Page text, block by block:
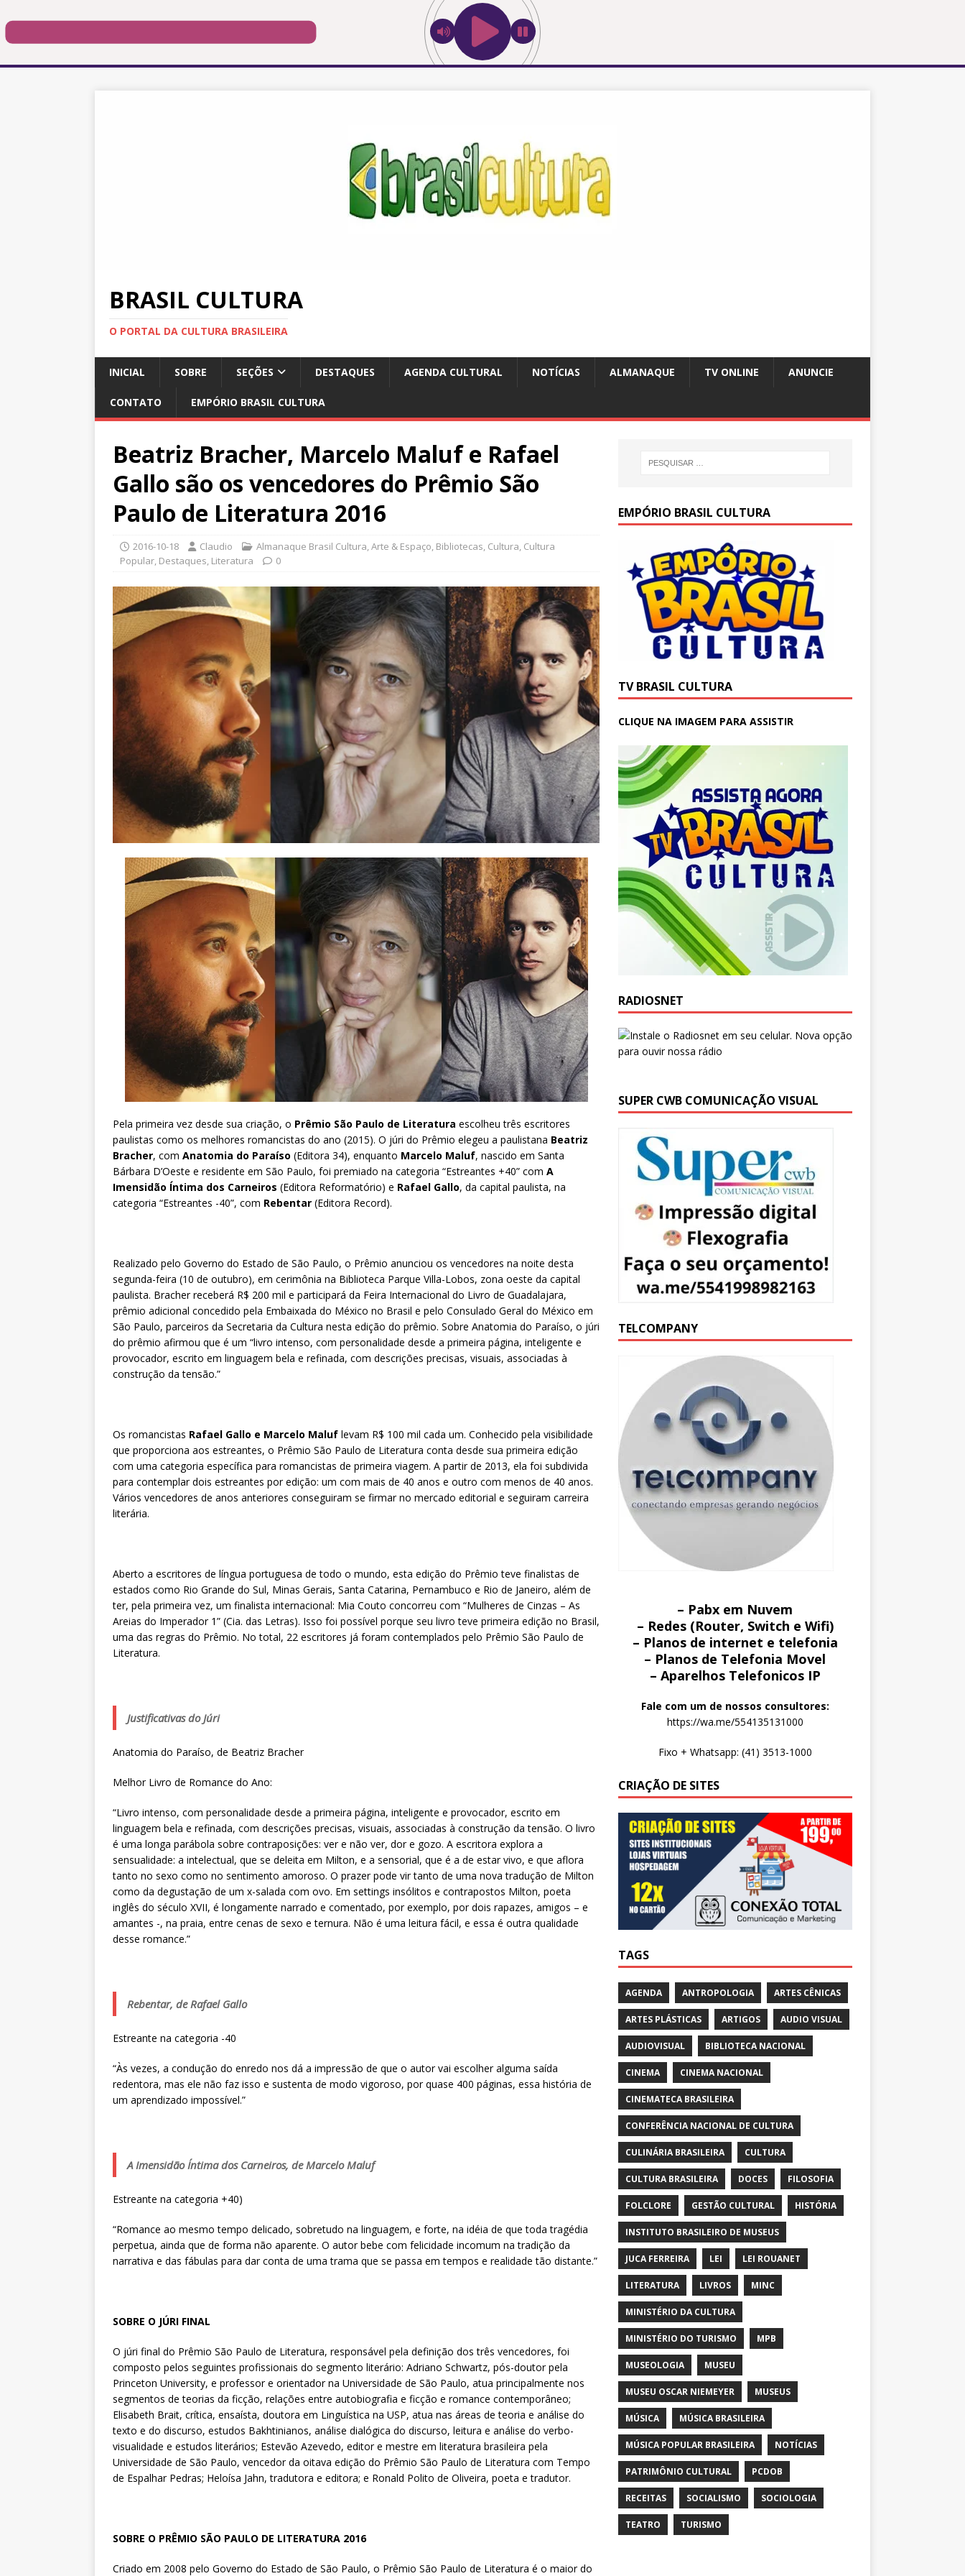
BRASIL CULTURA
O PORTAL DA CULTURA BRASILEIRA
INICIAL SOBRE SEÇÕES DESTAQUES AGENDA CULTURAL NOTÍCIAS ALMANAQUE TV ONLINE ANUNCIE
CONTATO EMPÓRIO BRASIL CULTURA
Beatriz Bracher, Marcelo Maluf e Rafael
Gallo são os vencedores do Prêmio São
Paulo de Literatura 2016
2016-10-18 Claudio Almanaque Brasil Cultura,Arte & Espaço, Bibliotecas, Cultura, Cultura
Popular, Destaques, Literatura 0
Pela primeira vez desde sua criação, o Prêmio São Paulo de Literatura escolheu três escritores
paulistas como os melhores romancistas do ano (2015). O júri do Prêmio elegeu a paulistana Beatriz
Bracher, com Anatomia do Paraíso (Editora 34), enquanto Marcelo Maluf, nascido em Santa
Bárbara D’Oeste e residente em São Paulo, foi premiado na categoria “Estreantes +40” com A
Imensidão Íntima dos Carneiros (Editora Reformatório) e Rafael Gallo, da capital paulista, na
categoria “Estreantes -40”, com Rebentar (Editora Record).
Realizado pelo Governo do Estado de São Paulo, o Prêmio anunciou os vencedores na noite desta
segunda-feira (10 de outubro), em cerimônia na Biblioteca Parque Villa-Lobos, zona oeste da capital
paulista. Bracher receberá R$ 200 mil e participará da Feira Internacional do Livro de Guadalajara,
prêmio adicional concedido pela Embaixada do México no Brasil e pelo Consulado Geral do México em
São Paulo, parceiros da Secretaria da Cultura nesta edição do prêmio. Sobre Anatomia do Paraíso, o júri
do prêmio afirmou que é um “livro intenso, com personalidade desde a primeira página, inteligente e
provocador, escrito em linguagem bela e refinada, com descrições precisas, visuais, associadas à
construção da tensão.”
Os romancistas Rafael Gallo e Marcelo Maluf levam R$ 100 mil cada um. Conhecido pela visibilidade
que proporciona aos estreantes, o Prêmio São Paulo de Literatura conta desde sua primeira edição
com uma categoria específica para romancistas de primeira viagem. A partir de 2013, ela foi subdivida
para contemplar dois estreantes por edição: um com mais de 40 anos e outro com menos de 40 anos.
Vários vencedores de anos anteriores conseguiram se firmar no mercado editorial e seguiram carreira
literária.
Aberto a escritores de língua portuguesa de todo o mundo, esta edição do Prêmio teve finalistas de
estados como Rio Grande do Sul, Minas Gerais, Santa Catarina, Pernambuco e Rio de Janeiro, além de
ter, pela primeira vez, um finalista internacional: Mia Couto concorreu com “Mulheres de Cinzas – As
Areias do Imperador 1” (Cia. das Letras). Isso foi possível porque seu livro teve primeira edição no Brasil,
uma das regras do Prêmio. No total, 22 escritores já foram contemplados pelo Prêmio São Paulo de
Literatura.
Justificativas do Júri
Anatomia do Paraíso, de Beatriz Bracher
Melhor Livro de Romance do Ano:
“Livro intenso, com personalidade desde a primeira página, inteligente e provocador, escrito em
linguagem bela e refinada, com descrições precisas, visuais, associadas à construção da tensão. O livro
é uma longa parábola sobre contraposições: ver e não ver, dor e gozo. A escritora explora a
sensualidade: a intelectual, que se deleita em Milton, e a sensorial, que é a de estar vivo, e que aflora
tanto no sexo como no sentimento amoroso. O prazer pode vir tanto de uma nova tradução de Milton
como da degustação de um x-salada com ovo. Em settings insólitos e contrapostos Milton, poeta
inglês do século XVII, é longamente narrado e comentado, por exemplo, por dois rapazes, amigos – e
amantes -, na praia, entre cenas de sexo e ternura. Não é uma leitura fácil, e essa é outra qualidade
desse romance.”
Rebentar, de Rafael Gallo
Estreante na categoria -40
“Às vezes, a condução do enredo nos dá a impressão de que o autor vai escolher alguma saída
redentora, mas ele não faz isso e sustenta de modo vigoroso, por quase 400 páginas, essa história de
um aprendizado impossível.”
A Imensidão Íntima dos Carneiros, de Marcelo Maluf
Estreante na categoria +40)
“Romance ao mesmo tempo delicado, sobretudo na linguagem, e forte, na idéia de que toda tragédia
perpetua, ainda que de forma não aparente. O autor bebe com felicidade incomum na tradição da
narrativa e das fábulas para dar conta de uma trama que se passa em tempos e realidade tão distante.”
SOBRE O JÚRI FINAL
O júri final do Prêmio São Paulo de Literatura, responsável pela definição dos três vencedores, foi
composto pelos seguintes profissionais do segmento literário: Adriano Schwartz, pós-doutor pela
Princeton University, e professor e orientador na Universidade de São Paulo, atua principalmente nos
segmentos de teorias da ficção, relações entre autobiografia e ficção e romance contemporâneo;
Elisabeth Brait, crítica, ensaísta, doutora em Linguística na USP, atua nas áreas de teoria e análise do
texto e do discurso, estudos Bakhtinianos, análise dialógica do discurso, leitura e análise do verbo-
visualidade e estudos literários; Estevão Azevedo, editor e mestre em literatura brasileira pela
Universidade de São Paulo, vencedor da oitava edição do Prêmio São Paulo de Literatura com Tempo
de Espalhar Pedras; Heloísa Jahn, tradutora e editora; e Ronald Polito de Oliveira, poeta e tradutor.
SOBRE O PRÊMIO SÃO PAULO DE LITERATURA 2016
Criado em 2008 pelo Governo do Estado de São Paulo, o Prêmio São Paulo de Literatura é o maior do
EMPÓRIO BRASIL CULTURA
TV BRASIL CULTURA
CLIQUE NA IMAGEM PARA ASSISTIR
RADIOSNET
SUPER CWB COMUNICAÇÃO VISUAL
TELCOMPANY
– Pabx em Nuvem
– Redes (Router, Switch e Wifi)
– Planos de internet e telefonia
– Planos de Telefonia Movel
– Aparelhos Telefonicos IP
Fale com um de nossos consultores:
https://wa.me/554135131000
Fixo + Whatsapp: (41) 3513-1000
CRIAÇÃO DE SITES
TAGS
AGENDA ANTROPOLOGIA ARTES CÊNICAS
ARTES PLÁSTICAS ARTIGOS AUDIO VISUAL
AUDIOVISUAL BIBLIOTECA NACIONAL
CINEMA CINEMA NACIONAL
CINEMATECA BRASILEIRA
CONFERÊNCIA NACIONAL DE CULTURA
CULINÁRIA BRASILEIRA CULTURA
CULTURA BRASILEIRA DOCES FILOSOFIA
FOLCLORE GESTÃO CULTURAL HISTÓRIA
INSTITUTO BRASILEIRO DE MUSEUS
JUCA FERREIRA LEI LEI ROUANET
LITERATURA LIVROS MINC
MINISTÉRIO DA CULTURA
MINISTÉRIO DO TURISMO MPB
MUSEOLOGIA MUSEU
MUSEU OSCAR NIEMEYER MUSEUS
MÚSICA MÚSICA BRASILEIRA
MÚSICA POPULAR BRASILEIRA NOTÍCIAS
PATRIMÔNIO CULTURAL PCDOB
RECEITAS SOCIALISMO SOCIOLOGIA
TEATRO TURISMO